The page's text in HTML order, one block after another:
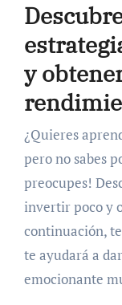
y
¿Quieres
pero no sabes
preocupes!
invertir poco y
continuación,
te ayudará a
emocionante